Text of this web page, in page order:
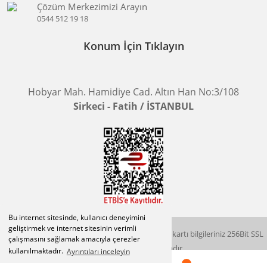
Bu internet sitesinde, kullanıcı deneyimini
geliştirmek ve internet sitesinin verimli
çalışmasını sağlamak amacıyla çerezler
kullanılmaktadır. Ayrıntıları inceleyin
Çözüm Merkezimizi Arayın
0544 512 19 18
Konum İçin Tıklayın
Hobyar Mah. Hamidiye Cad. Altın Han No:3/108
Sirkeci - Fatih / İSTANBUL
2015 © herigo.com | Tüm Hakları Saklıdır. Kredi kartı bilgileriniz 256Bit SSL
sertifikası ile korunmaktadır.